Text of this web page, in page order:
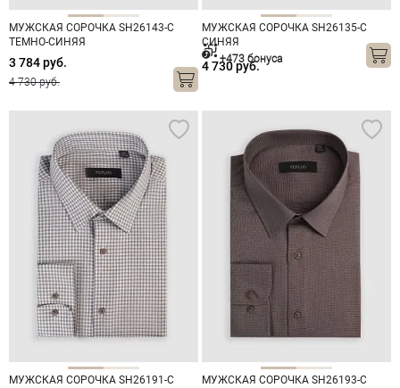
МУЖСКАЯ СОРОЧКА SH26143-C
ТЕМНО-СИНЯЯ
3 784 руб.
4 730 руб.
МУЖСКАЯ СОРОЧКА SH26135-C
СИНЯЯ
4 730 руб.
+473 бонуса
МУЖСКАЯ СОРОЧКА SH26191-C
МУЖСКАЯ СОРОЧКА SH26193-C